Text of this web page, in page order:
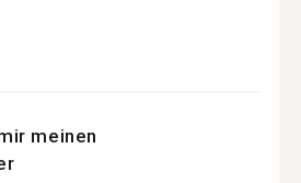
meinen